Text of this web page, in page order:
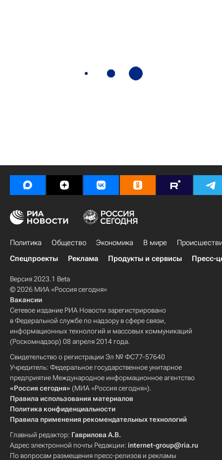
Политика Общество Экономика В мире
Спецпроекты
Реклама Продукты и сервисы Пресс-
Версия 2023.1 Beta
© 2026 МИА «Россия сегодня»
Вакансии
Сетевое издание РИА Новости зарегистрировано
в Федеральной службе по надзору в сфере связи,
информационных технологий и массовых коммуникаций
(Роскомнадзор) 08 апреля 2014 года.
Свидетельство о регистрации Эл № ФС77-57640
Учредитель: Федеральное государственное унитарное
предприятие Международное информационное агентство
«Россия сегодня» (МИА «Россия сегодня»).
Правила использования материалов
Политика конфиденциальности
Правила применения рекомендательных технологий
Главный редактор: Гаврилова А.В.
Адрес электронной почты Редакции: internet-group@ria.ru
По вопросам размещения пресс-релизов и рекламы